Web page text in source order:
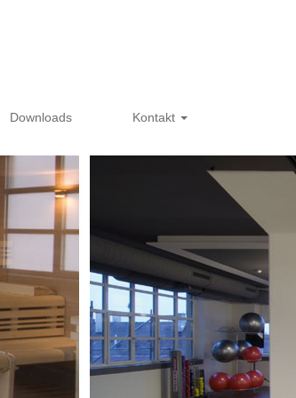
Downloads Kontakt